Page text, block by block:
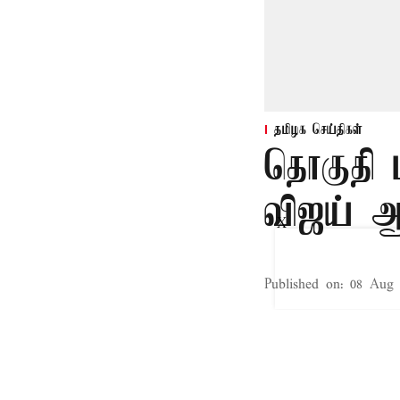
தமிழக செய்திகள்
விஜய்
Published on: 08 Aug
X